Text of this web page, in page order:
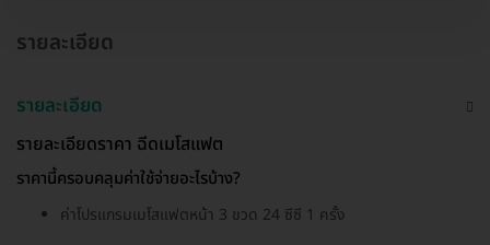
รายละเอียด
รายละเอียด
รายละเอียดราคา ฉีดเมโสแฟต
ราคานี้ครอบคลุมค่าใช้จ่ายอะไรบ้าง?
ค่าโปรแกรมเมโสแฟตหน้า 3 ขวด 24 ซีซี 1 ครั้ง